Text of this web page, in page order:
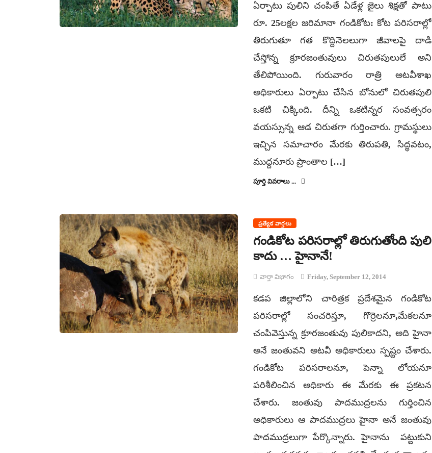
ఏర్పాటు పులిని చంపితే ఏడేళ్ల జైలు శిక్షతో పాటు
రూ. 25లక్షల జరిమానా గండికోట: కోట పరిసరాల్లో
తిరుగుతూ గత కొద్దినెలలుగా జీవాలపై దాడి
చేస్తోన్న క్రూరజంతువులు చిరుతపులులే అని
తేలిపోయింది. గురువారం రాత్రి అటవీశాఖ
అధికారులు ఏర్పాటు చేసిన బోనులో చిరుతపులి
ఒకటి చిక్కింది. దీన్ని ఒకటిన్నర సంవత్సరం
వయస్సున్న ఆడ చిరుతగా గుర్తించారు. గ్రామస్థులు
ఇచ్చిన సమాచారం మేరకు తిరుపతి, సిద్ధవటం,
ముద్దనూరు ప్రాంతాల […]
పూర్తి వివరాలు ...
ప్రత్యేక వార్తలు
గండికోట పరిసరాల్లో తిరుగుతోంది పులి
కాదు … హైనానే!
వార్తా విభాగం Friday, September 12, 2014
కడప జిల్లాలోని చారిత్రక ప్రదేశమైన గండికోట
పరిసరాల్లో సంచరిస్తూ, గొర్రెలనూ,మేకలనూ
చంపివెస్తున్న క్రూరజంతువు పులికాదని, అది హైనా
అనే జంతువని అటవీ అధికారులు స్పష్టం చేశారు.
గండికోట పరిసరాలనూ, పెన్నా లోయనూ
పరిశీలించిన అధికారు ఈ మేరకు ఈ ప్రకటన
చేశారు. జంతువు పాదముద్రలను గుర్తించిన
అధికారులు ఆ పాదముద్రలు హైనా అనే జంతువు
పాదముద్రలుగా పేర్కొన్నారు. హైనాను పట్టుకుని